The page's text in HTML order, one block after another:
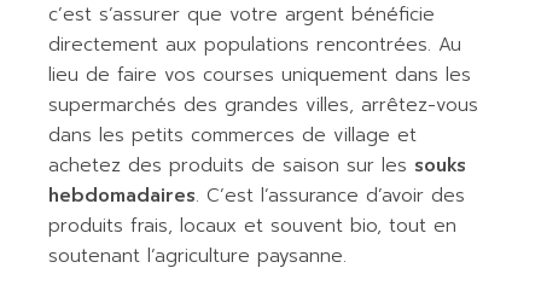
c’est s’assurer que votre argent bénéficie
directement aux populations rencontrées. Au
lieu de faire vos courses uniquement dans les
supermarchés des grandes villes, arrêtez-vous
dans les petits commerces de village et
achetez des produits de saison sur les souks
hebdomadaires. C’est l’assurance d’avoir des
produits frais, locaux et souvent bio, tout en
soutenant l’agriculture paysanne.